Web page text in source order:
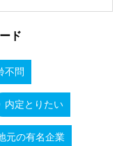
ド
不問
内定とりたい
元の有名企業